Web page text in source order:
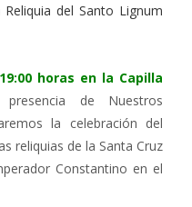
del Santo Lignum
horas en la Capilla
de Nuestros
la celebración del
reliquias de la Santa Cruz
Constantino en el